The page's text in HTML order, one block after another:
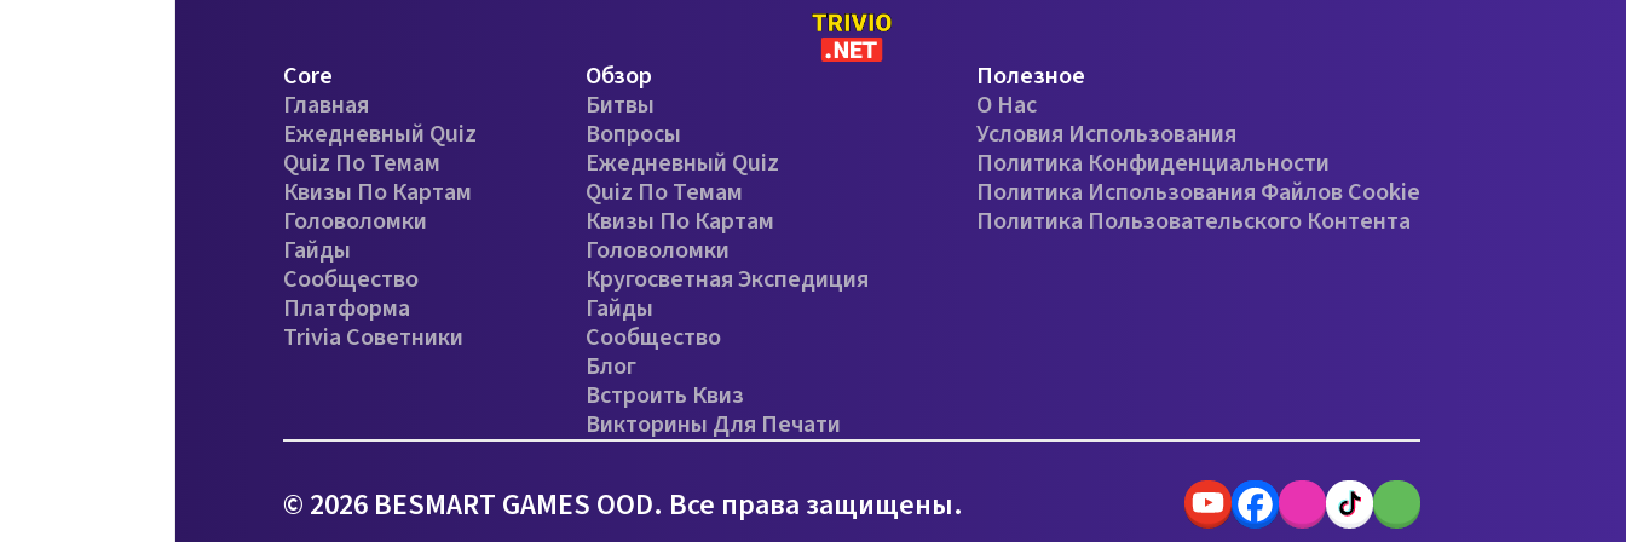
Core
Главная
Ежедневный Quiz
Quiz По Темам
Квизы По Картам
Головоломки
Гайды
Сообщество
Платформа
Trivia Советники
Обзор
Битвы
Вопросы
Ежедневный Quiz
Quiz По Темам
Квизы По Картам
Головоломки
Кругосветная Экспедиция
Гайды
Сообщество
Блог
Встроить Квиз
Викторины Для Печати
Полезное
О Нас
Условия Использования
Политика Конфиденциальности
Политика Использования Файлов Cookie
Политика Пользовательского Контента
© 2026 BESMART GAMES OOD. Все права защищены.